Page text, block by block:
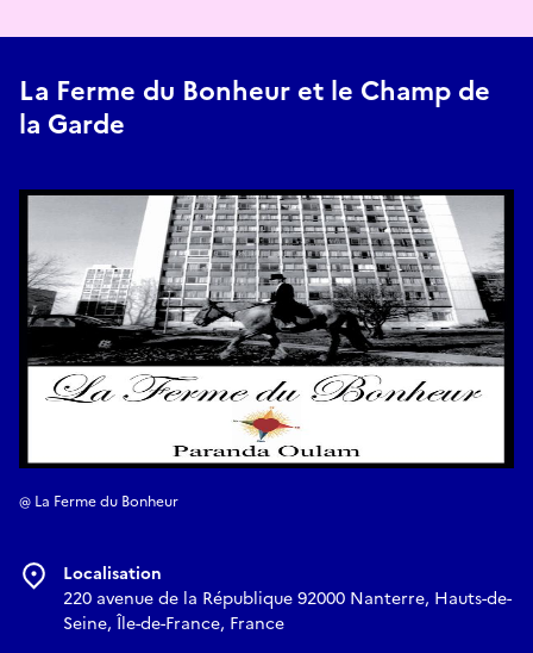
La Ferme du Bonheur et le Champ de
la Garde
@ La Ferme du Bonheur
Localisation
220 avenue de la République 92000 Nanterre, Hauts-de-
Seine, Île-de-France, France